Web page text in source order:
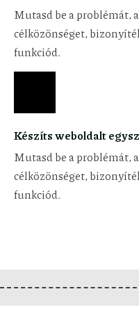
Mutasd be a problémát,
célközönséget,
funkciód.
Készíts weboldalt
Mutasd be a problémát,
célközönséget,
funkciód.